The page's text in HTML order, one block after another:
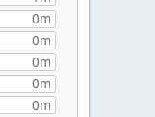
0m
0m
0m
0m
0m